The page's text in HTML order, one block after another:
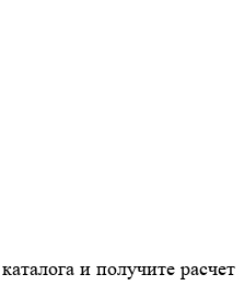
и получите расчет